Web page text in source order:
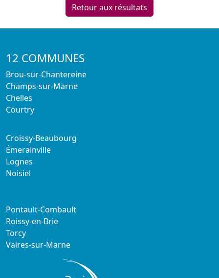
Retour aux résultats
12 COMMUNES
Brou-sur-Chantereine
Champs-sur-Marne
Chelles
Courtry
Croissy-Beaubourg
Émerainville
Lognes
Noisiel
Pontault-Combault
Roissy-en-Brie
Torcy
Vaires-sur-Marne